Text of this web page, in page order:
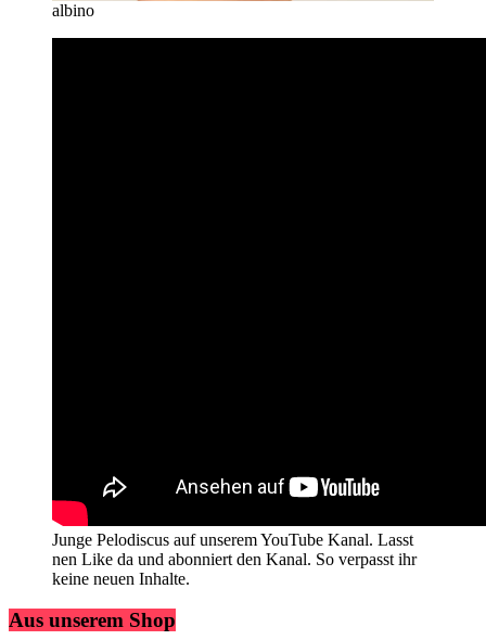
albino
Junge Pelodiscus auf unserem YouTube Kanal. Lasst
nen Like da und abonniert den Kanal. So verpasst ihr
keine neuen Inhalte.
Aus unserem Shop